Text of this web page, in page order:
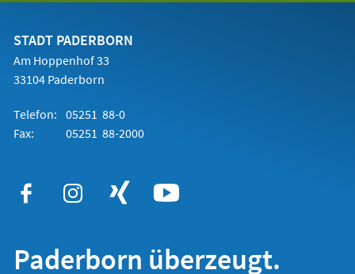
einem
STADT PADERBORN
Am Hoppenhof 33
33104 Paderborn
Telefon: 05251 88-0
Fax:
05251 88-2000
Paderborn überzeugt.